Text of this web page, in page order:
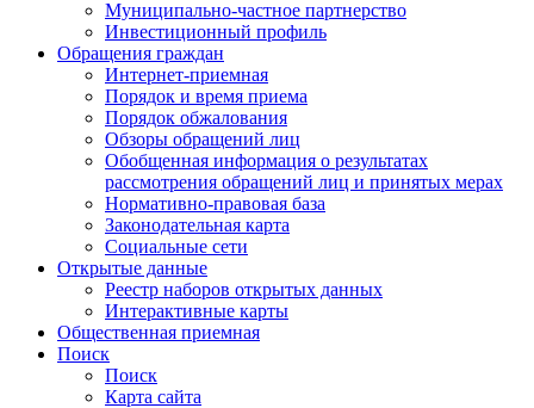
Муниципально-частное партнерство
Инвестиционный профиль
Обращения граждан
Интернет-приемная
Порядок и время приема
Порядок обжалования
Обзоры обращений лиц
Обобщенная информация о результатах
рассмотрения обращений лиц и принятых мерах
Нормативно-правовая база
Законодательная карта
Социальные сети
Открытые данные
Реестр наборов открытых данных
Интерактивные карты
Общественная приемная
Поиск
Поиск
Карта сайта